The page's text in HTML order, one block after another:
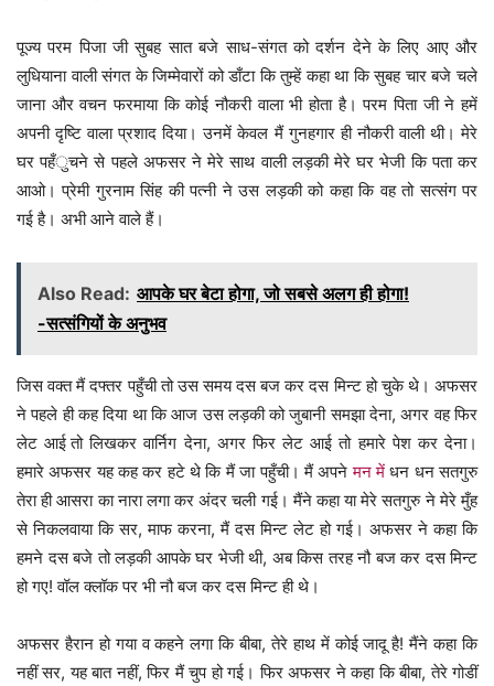
पूज्य परम पिजा जी सुबह सात बजे साध-संगत को दर्शन देने के लिए आए और
लुधियाना वाली संगत के जिम्मेवारों को डाँटा कि तुम्हें कहा था कि सुबह चार बजे चले
जाना और वचन फरमाया कि कोई नौकरी वाला भी होता है। परम पिता जी ने हमें
अपनी दृष्टि वाला प्रशाद दिया। उनमें केवल मैं गुनहगार ही नौकरी वाली थी। मेरे
घर पहँुचने से पहले अफसर ने मेरे साथ वाली लड़की मेरे घर भेजी कि पता कर
आओ। प्रेमी गुरनाम सिंह की पत्नी ने उस लड़की को कहा कि वह तो सत्संग पर
गई है। अभी आने वाले हैं।
Also Read: आपके घर बेटा होगा, जो सबसे अलग ही होगा!
-सत्संगियों के अनुभव
जिस वक्त मैं दफ्तर पहुँची तो उस समय दस बज कर दस मिन्ट हो चुके थे। अफसर
ने पहले ही कह दिया था कि आज उस लड़की को जुबानी समझा देना, अगर वह फिर
लेट आई तो लिखकर वार्निग देना, अगर फिर लेट आई तो हमारे पेश कर देना।
हमारे अफसर यह कह कर हटे थे कि मैं जा पहुँची। मैं अपनेमन मेंधन धन सतगुरु
तेरा ही आसरा का नारा लगा कर अंदर चली गई। मैंने कहा या मेरे सतगुरु ने मेरे मुँह
से निकलवाया कि सर, माफ करना, मैं दस मिन्ट लेट हो गई। अफसर ने कहा कि
हमने दस बजे तो लड़की आपके घर भेजी थी, अब किस तरह नौ बज कर दस मिन्ट
हो गए! वॉल क्लॉक पर भी नौ बज कर दस मिन्ट ही थे।
अफसर हैरान हो गया व कहने लगा कि बीबा, तेरे हाथ में कोई जादू है! मैंने कहा कि
नहीं सर, यह बात नहीं, फिर मैं चुप हो गई। फिर अफसर ने कहा कि बीबा, तेरे गोडीं